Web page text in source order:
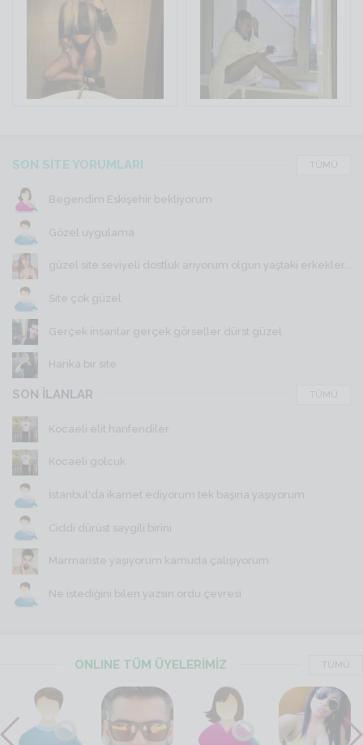
SON SİTE YORUMLARI TÜMÜ
Begendim Eskişehir bekliyorum
Gözel uygulama
güzel site seviyeli dostluk arıyorum olgun yaştaki erkekler...
Site çok güzel
Gerçek insanlar gerçek görseller dürst güzel
Harika bir site
SON İLANLAR TÜMÜ
Kocaeli elit hanfendiler
Kocaeli golcuk
İstanbul'da ikamet ediyorum tek başına yaşıyorum
Ciddi dürüst saygili birini
Marmariste yaşıyorum kamuda çalışıyorum
Ne istediğini bilen yazsın ordu çevresi
ONLINE TÜM ÜYELERİMİZ TÜMÜ